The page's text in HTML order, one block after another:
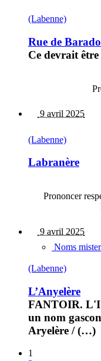
(Labenne)
Rue de
Ce devrait
9 avril 2025
(Labenne)
Labranère
Prononcer
9 avril 2025
Noms
(Labenne)
L’Anyelère
FANTOIR.
un nom
Aryelère / (…)
1